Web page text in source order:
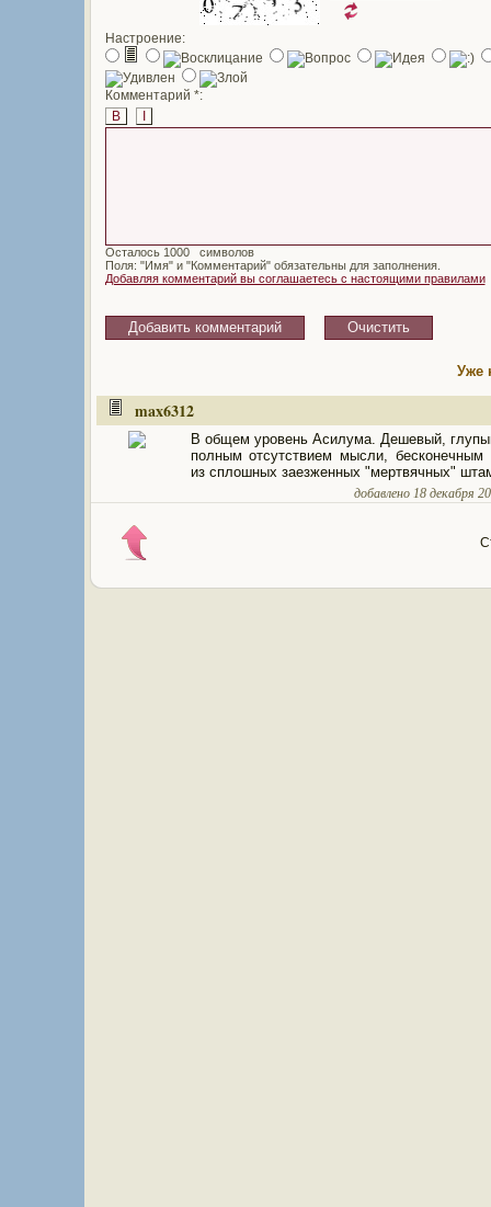
Настроение:
Комментарий *:
B
I
Осталось
символов
Поля: "Имя" и "Комментарий" обязательны для заполнения.
Добавляя комментарий вы соглашаетесь с настоящими правилами
Уже
max6312
В общем уровень Асилума. Дешевый,
полным отсутствием мысли, бесконечным
из сплошных заезженных "мертвячных"
добавлено 18 декабря